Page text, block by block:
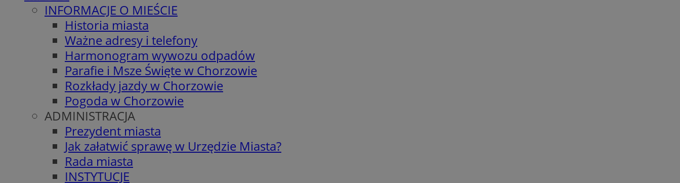
INFORMACJE O MIEŚCIE
Historia miasta
Ważne adresy i telefony
Harmonogram wywozu odpadów
Parafie i Msze Święte w Chorzowie
Rozkłady jazdy w Chorzowie
Pogoda w Chorzowie
ADMINISTRACJA
Prezydent miasta
Jak załatwić sprawę w Urzędzie Miasta?
Rada miasta
INSTYTUCJE